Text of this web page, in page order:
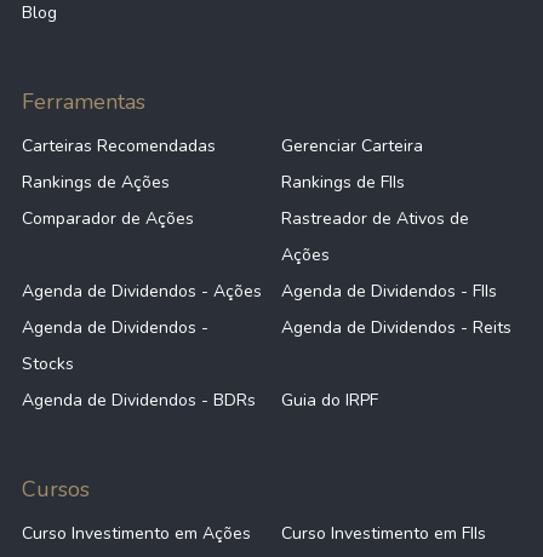
Blog
Ferramentas
Carteiras Recomendadas
Gerenciar Carteira
Rankings de Ações
Rankings de FIIs
Comparador de Ações
Rastreador de Ativos de
Ações
Agenda de Dividendos - Ações
Agenda de Dividendos - FIIs
Agenda de Dividendos -
Stocks
Agenda de Dividendos - Reits
Agenda de Dividendos - BDRs Guia do IRPF
Cursos
Curso Investimento em Ações
Curso Investimento em FIIs